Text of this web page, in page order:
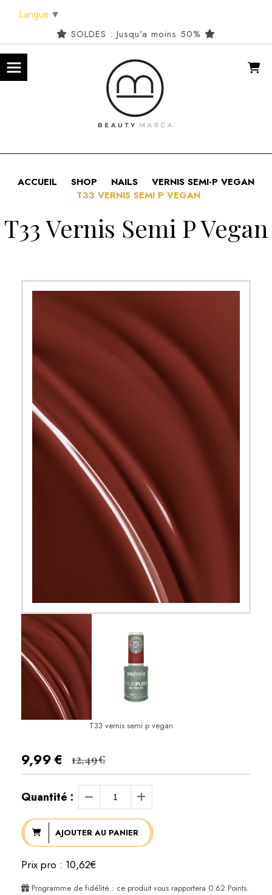
SOLDES : Jusqu'a moins 50%
ACCUEIL SHOP NAILS
VERNIS SEMI-P VEGAN
T33 VERNIS SEMI P VEGAN
T33 Vernis Semi P Vegan
T33 vernis semi p vegan
9,99€ 12,49€
Quantité :
AJOUTER AU PANIER
Prix pro : 10,62€
Programme de fidélité : ce produit vous rapportera 0.62 Points.
Langue ▼